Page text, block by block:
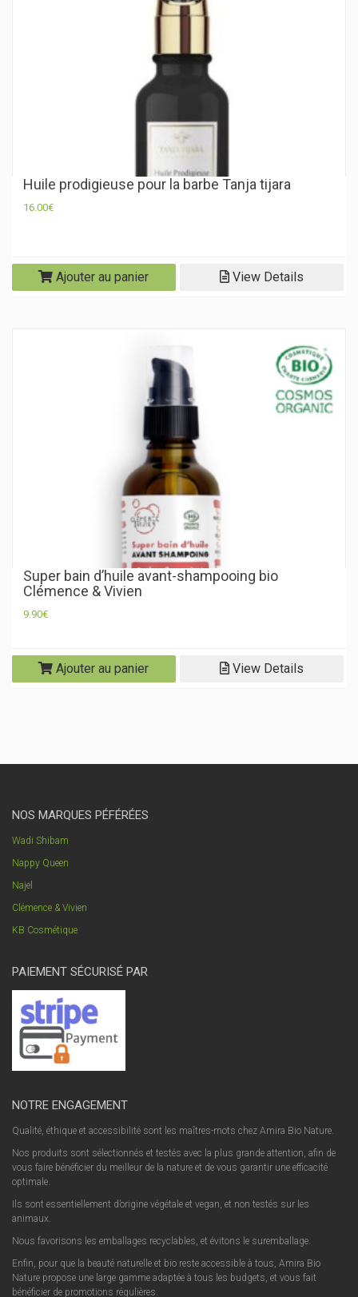
Huile prodigieuse pour la barbe Tanja tijara
16.00€
Ajouter au panier View Details
Super bain d’huile avant-shampooing bio
Clémence & Vivien
9.90€
Ajouter au panier View Details
NOS MARQUES PÉFÉRÉES
Wadi Shibam
Nappy Queen
Najel
Clémence & Vivien
KB Cosmétique
PAIEMENT SÉCURISÉ PAR
NOTRE ENGAGEMENT
Qualité, éthique et accessibilité sont les maîtres-mots chez Amira Bio Nature.
Nos produits sont sélectionnés et testés avec la plus grande attention, afin de
vous faire bénéficier du meilleur de la nature et de vous garantir une efficacité
optimale.
Ils sont essentiellement d’origine végétale et vegan, et non testés sur les
animaux.
Nous favorisons les emballages recyclables, et évitons le suremballage.
Enfin, pour que la beauté naturelle et bio reste accessible à tous, Amira Bio
Nature propose une large gamme adaptée à tous les budgets, et vous fait
bénéficier de promotions régulières.